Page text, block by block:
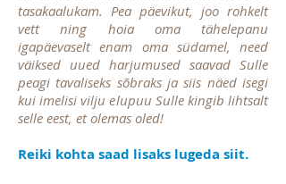
tasakaalukam. Pea päevikut, joo rohkelt
vett ning hoia oma tähelepanu
igapäevaselt enam oma südamel, need
väiksed uued harjumused saavad Sulle
peagi tavaliseks sõbraks ja siis näed isegi
kui imelisi vilju elupuu Sulle kingib lihtsalt
selle eest, et olemas oled!
Reiki kohta saad lisaks lugeda siit.